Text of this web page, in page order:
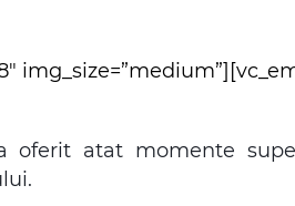
atat momente